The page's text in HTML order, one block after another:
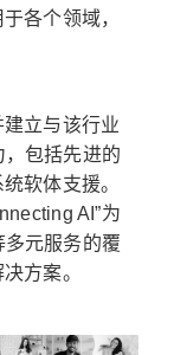
各个领域，
立与该行业
包括先进的
软体支援。
AI”为
元服务的覆
方案。